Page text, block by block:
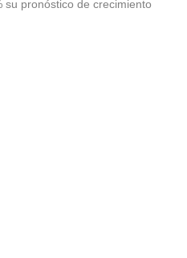
su pronóstico de crecimiento